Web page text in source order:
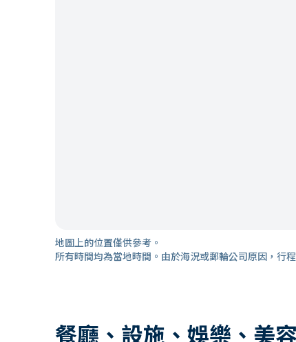
地圖上的位置僅供參考。
所有時間均為當地時間。由於海況或郵輪公司原因，行
餐廳、設施、娛樂、美容